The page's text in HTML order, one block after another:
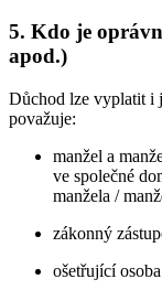
5. Kdo je
apod.)
Důchod lze vyplatit i
považuje:
manžel a
ve společné
manžela /
zákonný
ošetřující